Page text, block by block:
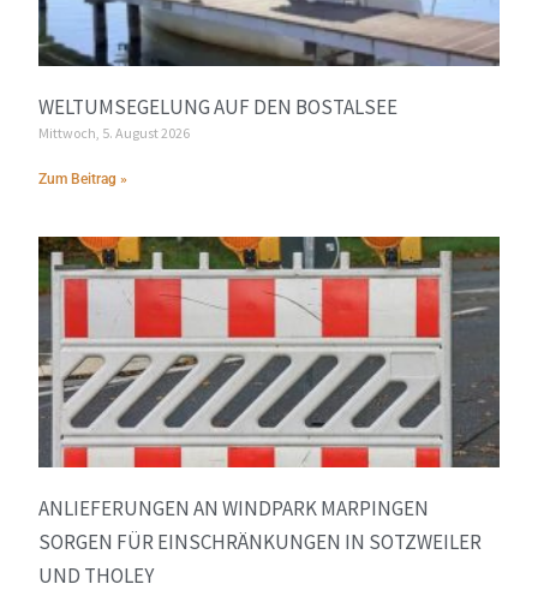
WELTUMSEGELUNG AUF DEN BOSTALSEE
Mittwoch, 5. August 2026
Zum Beitrag »
ANLIEFERUNGEN AN WINDPARK MARPINGEN
SORGEN FÜR EINSCHRÄNKUNGEN IN SOTZWEILER
UND THOLEY